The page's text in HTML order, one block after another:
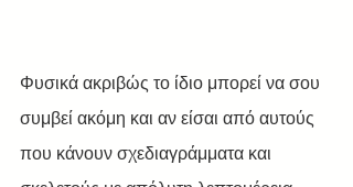
Φυσικά ακριβώς το ίδιο μπορεί να σου
συμβεί ακόμη και αν είσαι από αυτούς
που κάνουν σχεδιαγράμματα και